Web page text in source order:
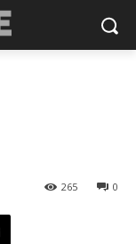
0
265